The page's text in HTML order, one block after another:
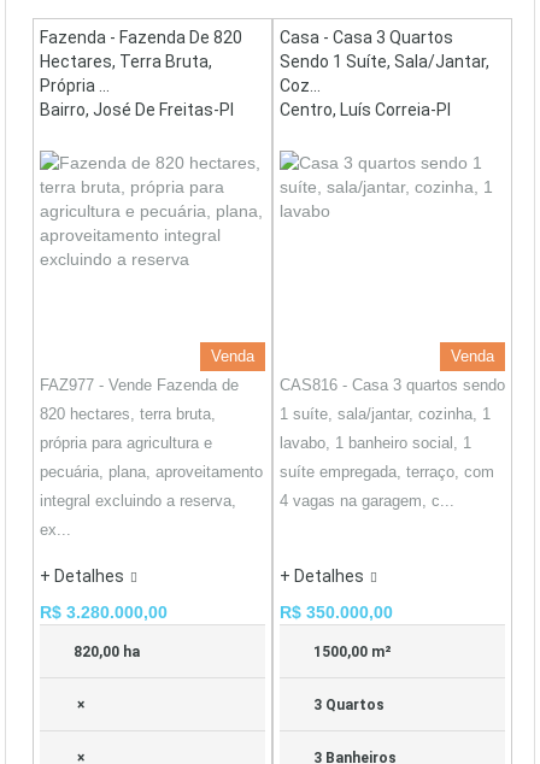
Fazenda - Fazenda De 820
Hectares, Terra Bruta,
Própria ...
Bairro, José De Freitas-PI
Venda
FAZ977 - Vende Fazenda de
820 hectares, terra bruta,
própria para agricultura e
pecuária, plana, aproveitamento
integral excluindo a reserva,
ex...
+ Detalhes
R$ 3.280.000,00
820,00 ha
×
×
Casa - Casa 3 Quartos
Sendo 1 Suíte, Sala/jantar,
Coz...
Centro, Luís Correia-PI
Venda
CAS816 - Casa 3 quartos sendo
1 suíte, sala/jantar, cozinha, 1
lavabo, 1 banheiro social, 1
suíte empregada, terraço, com
4 vagas na garagem, c...
+ Detalhes
R$ 350.000,00
1500,00 m²
3 Quartos
3 Banheiros